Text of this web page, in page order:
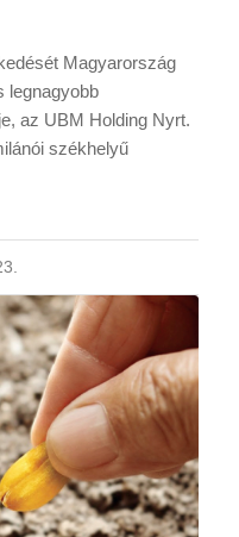
Magyarország
legnagyobb
az UBM Holding Nyrt.
székhelyű